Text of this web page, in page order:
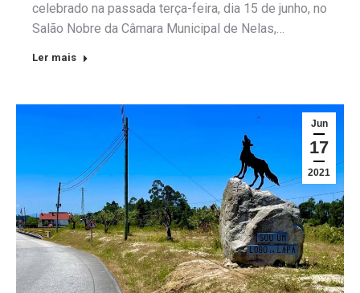
celebrado na passada terça-feira, dia 15 de junho, no
Salão Nobre da Câmara Municipal de Nelas,…
Ler mais
Jun
17
2021